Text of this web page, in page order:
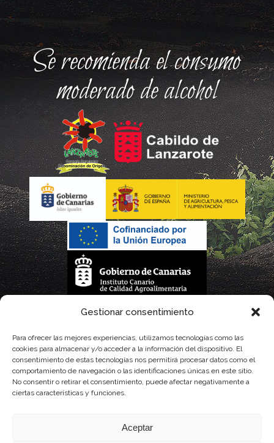
Gestionar consentimiento
Para ofrecer las mejores experiencias, utilizamos tecnologías como las
cookies para almacenar y/o acceder a la información del dispositivo. El
consentimiento de estas tecnologías nos permitirá procesar datos como el
comportamiento de navegación o las identificaciones únicas en este sitio.
No consentir o retirar el consentimiento, puede afectar negativamente a
ciertas características y funciones.
Aceptar
Se recomienda el consumo
moderado de alcohol
La gestión de la DOP Lanzarote realizada por este Consejo Regulador es financiada,
con fondos provenientes del presupuesto de gastos del Instituto Canario de
Calidad Agroalimentaria